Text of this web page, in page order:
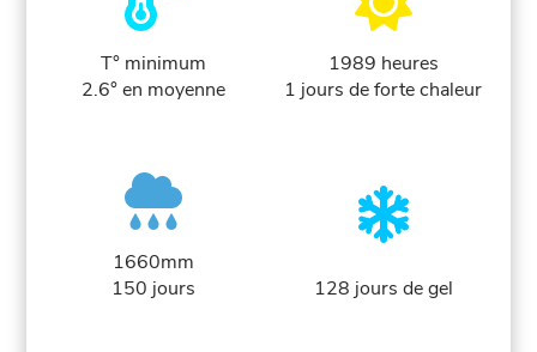
T° minimum
2.6° en moyenne
1989 heures
1 jours de forte chaleur
1660mm
150 jours
128 jours de gel